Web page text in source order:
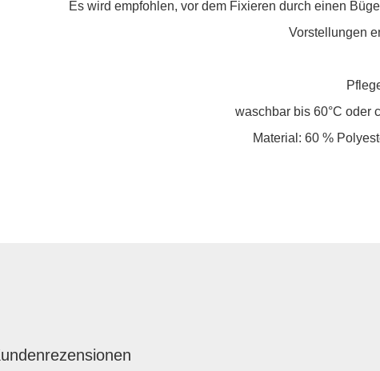
Es wird empfohlen, vor dem Fixieren durch einen
Vorstellungen
waschbar bis 60°C oder
Material: 60 %